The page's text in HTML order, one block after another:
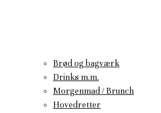
Brød og bagværk
Drinks m.m.
Morgenmad / Brunch
Hovedretter